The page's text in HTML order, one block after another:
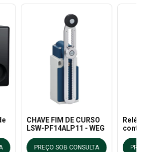
CHAVE FIM DE CURSO
LSW-PF14ALP11 - WEG
PREÇO SOB CONSULTA
Relé
Weg